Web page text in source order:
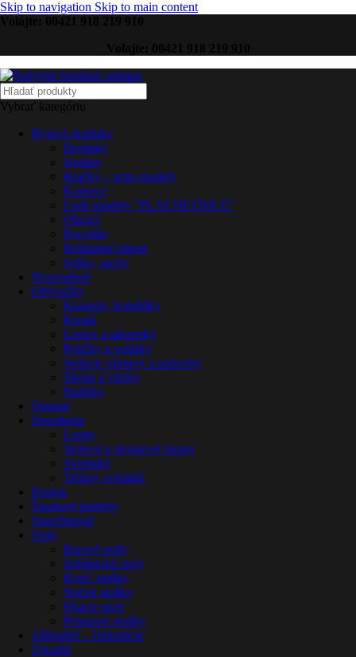
Skip to navigation Skip to main content
Vybrať kategóriu
Bytové doplnky
Doplnky
Hodiny
Hračky – retro modely
Koberce
Lode-modely "PLACHETNICE"
Obrazy
Porcelán
Reklamné tabule
Sošky, sochy
Nezaradené
Obývačky
Komody, komôdky
Kreslá
Lavice a taburetky
Poličky a vešiaky
Sedacie súpravy a pohovky
Skrine a vitríny
Stoličky
Ostatné
Osvetlenie
Lustre
Stolové a stojanové lampy
Svietniky
Tiffany svietidlá
Postele
Športové potreby
Starožitnosti
Stoly
Barové pulty
Jedálenské stoly
Konf. stolíky
Nočné stolíky
Písacie stoly
Prístenné stolíky
Záhradné – Dekorácie
Zrkadlá